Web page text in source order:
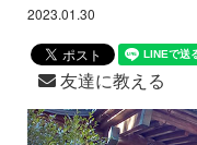
2023.01.30
友達に教える